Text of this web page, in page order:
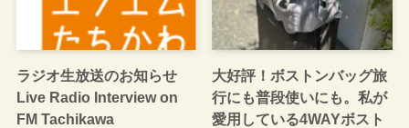
ラジオ生放送のお知らせ
Live Radio Interview on
FM Tachikawa
大好評！ボストンバッグ旅
行にも普段使いにも。私が
愛用している4WAYボスト